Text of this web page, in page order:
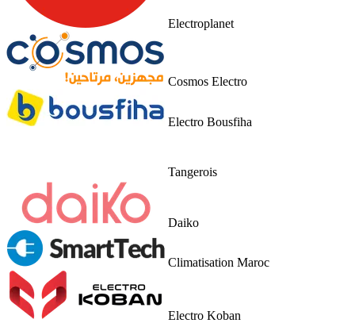
Electroplanet
Cosmos Electro
Electro Bousfiha
Tangerois
Daiko
Climatisation Maroc
Electro Koban